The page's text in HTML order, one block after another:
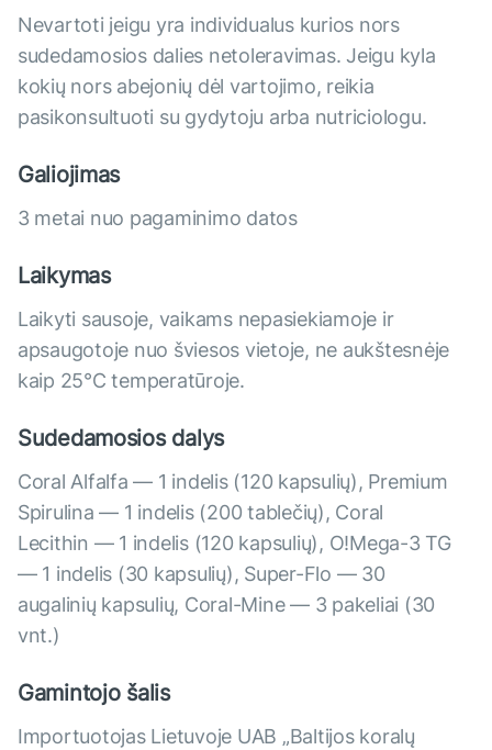
Nevartoti jeigu yra individualus kurios nors
sudedamosios dalies netoleravimas. Jeigu kyla
kokių nors abejonių dėl vartojimo, reikia
pasikonsultuoti su gydytoju arba nutriciologu.
Galiojimas
3 metai nuo pagaminimo datos
Laikymas
Laikyti sausoje, vaikams nepasiekiamoje ir
apsaugotoje nuo šviesos vietoje, ne aukštesnėje
kaip 25°С temperatūroje.
Sudedamosios dalys
Coral Alfalfa — 1 indelis (120 kapsulių), Premium
Spirulina — 1 indelis (200 tablečių), Coral
Lecithin — 1 indelis (120 kapsulių), O!Mega-3 TG
— 1 indelis (30 kapsulių), Super-Flo — 30
augalinių kapsulių, Coral-Mine — 3 pakeliai (30
vnt.)
Gamintojo šalis
Importuotojas Lietuvoje UAB „Baltijos koralų